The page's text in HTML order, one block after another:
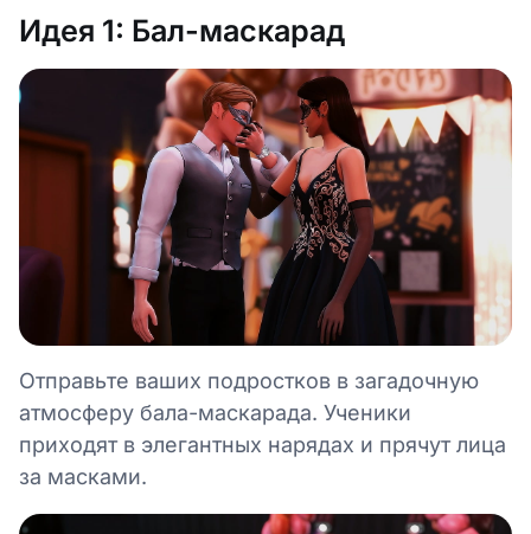
Идея 1: Бал-маскарад
Отправьте ваших подростков в загадочную
атмосферу бала-маскарада. Ученики
приходят в элегантных нарядах и прячут лица
за масками.